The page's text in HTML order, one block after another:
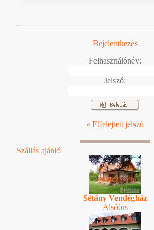
Bejelentkezés
Felhasználónév:
Jelszó:
» Elfelejtett jelszó
Szállás ajánló
Sétány Vendégház
Alsóörs